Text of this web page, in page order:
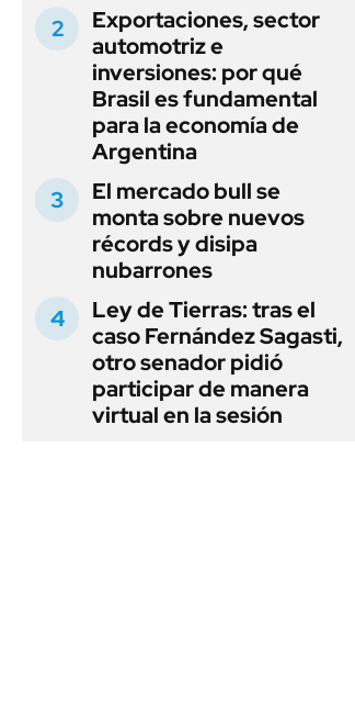
Exportaciones, sector
automotriz e
inversiones: por qué
Brasil es fundamental
para la economía de
Argentina
El mercado bull se
monta sobre nuevos
récords y disipa
nubarrones
Ley de Tierras: tras el
caso Fernández Sagasti,
otro senador pidió
participar de manera
virtual en la sesión